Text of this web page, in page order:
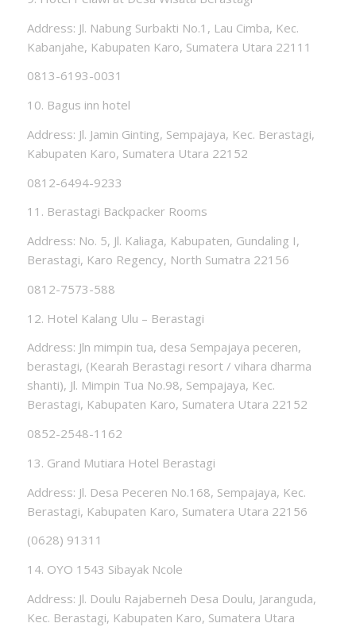
Address: Jl. Nabung Surbakti No.1, Lau Cimba, Kec.
Kabanjahe, Kabupaten Karo, Sumatera Utara 22111
0813-6193-0031
10. Bagus inn hotel
Address: Jl. Jamin Ginting, Sempajaya, Kec. Berastagi,
Kabupaten Karo, Sumatera Utara 22152
0812-6494-9233
11. Berastagi Backpacker Rooms
Address: No. 5, Jl. Kaliaga, Kabupaten, Gundaling I,
Berastagi, Karo Regency, North Sumatra 22156
0812-7573-588
12. Hotel Kalang Ulu – Berastagi
Address: Jln mimpin tua, desa Sempajaya peceren,
berastagi, (Kearah Berastagi resort / vihara dharma
shanti), Jl. Mimpin Tua No.98, Sempajaya, Kec.
Berastagi, Kabupaten Karo, Sumatera Utara 22152
0852-2548-1162
13. Grand Mutiara Hotel Berastagi
Address: Jl. Desa Peceren No.168, Sempajaya, Kec.
Berastagi, Kabupaten Karo, Sumatera Utara 22156
(0628) 91311
14. OYO 1543 Sibayak Ncole
Address: Jl. Doulu Rajaberneh Desa Doulu, Jaranguda,
Kec. Berastagi, Kabupaten Karo, Sumatera Utara